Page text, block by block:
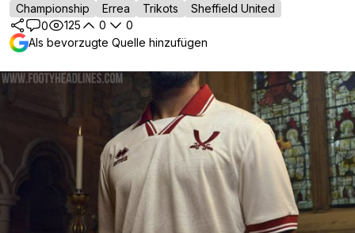
Championship
Errea Trikots
Sheffield United
0
125 0
0
Als bevorzugte Quelle hinzufügen